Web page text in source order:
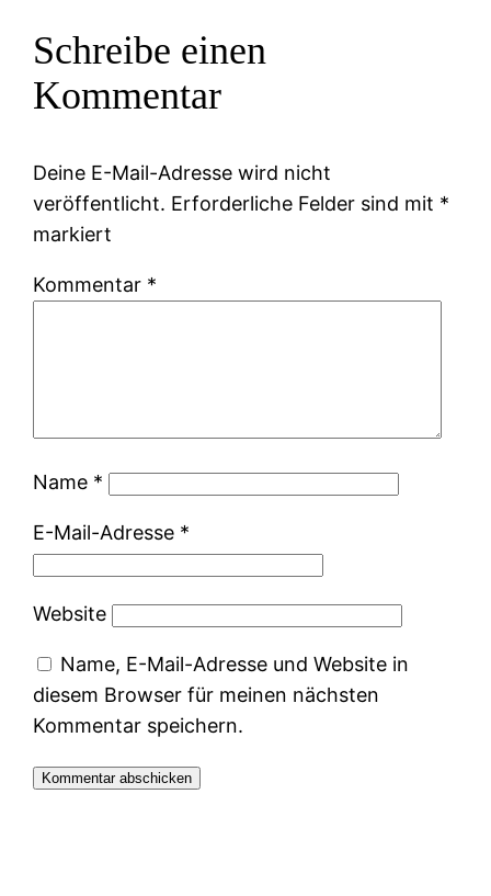
Schreibe einen
Kommentar
Deine E-Mail-Adresse wird nicht
veröffentlicht. Erforderliche Felder sind mit *
markiert
Kommentar *
Name *
E-Mail-Adresse *
Website
Name, E-Mail-Adresse und Website in
diesem Browser für meinen nächsten
Kommentar speichern.